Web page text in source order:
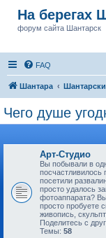
На берегах
форум сайта Шантарск
FAQ
Шантара
Чего душе
Арт-Студио
Вы побывали в
посетили
просто удалось
фотоаппарата?
просто пробуете
живопись,
Поделитесь с
Темы: 58